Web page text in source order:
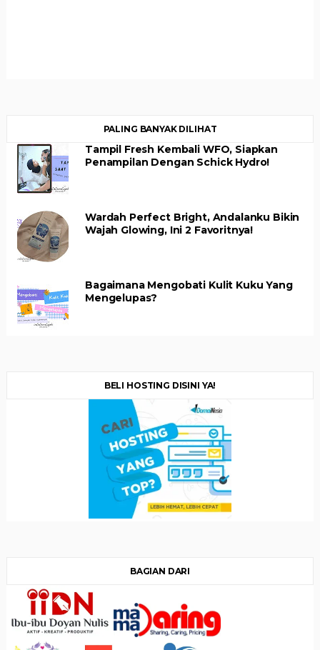
PALING BANYAK DILIHAT
Tampil Fresh Kembali WFO, Siapkan
Penampilan Dengan Schick Hydro!
Wardah Perfect Bright, Andalanku Bikin
Wajah Glowing, Ini 2 Favoritnya!
Bagaimana Mengobati Kulit Kuku Yang
Mengelupas?
BELI HOSTING DISINI YA!
BAGIAN DARI